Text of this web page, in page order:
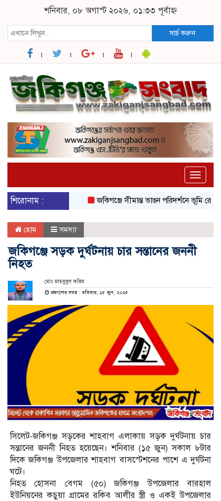
শনিবার, ০৮ অগাস্ট ২০২৬, ০১:৩৩ পূর্বাহ্ন
সার্চ করুন
Toggle
শিরোনাম :
জকিগঞ্জে সীমান্ত ভাঙন পরিদর্শনে ভূমি রেকর্ড
হোম সমস্যা
জকিগঞ্জে সড়ক দুর্ঘটনায় চার সন্তানের জননী
নিহত
মোঃ মাহবুবুল করিম
প্রকাশের সময় : রবিবার, ১৫ জুন, ২০২৫
সিলেট-জকিগঞ্জ সড়কের শাহবাগ এলাকায় সড়ক দুর্ঘটনায় চার
সন্তানের জননী নিহত হয়েছেন। শনিবার (১৫ জুন) সকাল ৮টার
দিকে জকিগঞ্জ উপজেলার শাহবাগ বাসস্টেশনের পাশে এ দুর্ঘটনা
ঘটে।
নিহত হোসনা বেগম (৫০) জকিগঞ্জ উপজেলার বারহাল
ইউনিয়নের কচুয়া গ্রামের রকিব আলীর স্ত্রী ও একই উপজেলার